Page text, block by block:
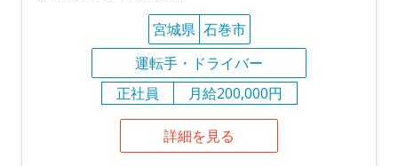
宮城県 石巻市
運転手・ドライバー
正社員
月給200,000円
詳細を見る